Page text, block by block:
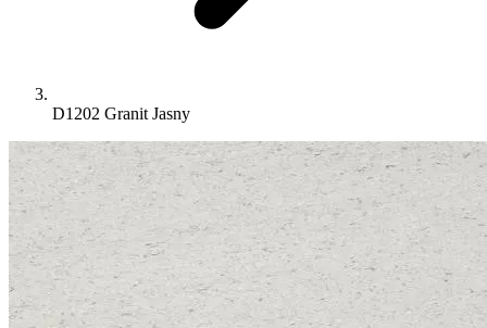
D1202 Granit Jasny